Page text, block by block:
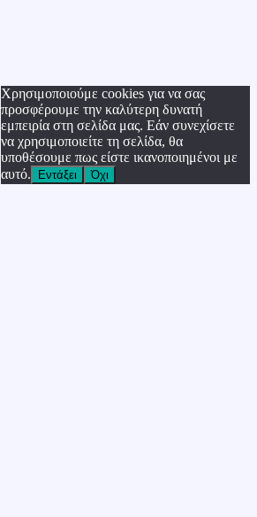
Χρησιμοποιούμε cookies για να σας
προσφέρουμε την καλύτερη δυνατή
εμπειρία στη σελίδα μας. Εάν συνεχίσετε
να χρησιμοποιείτε τη σελίδα, θα
υποθέσουμε πως είστε ικανοποιημένοι με
αυτό.
Εντάξει Όχι